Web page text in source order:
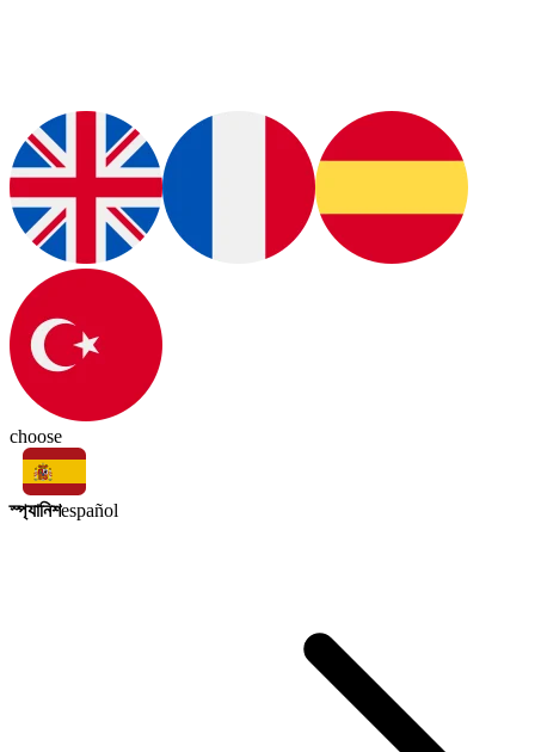
choose
স্প্যানিশespañol